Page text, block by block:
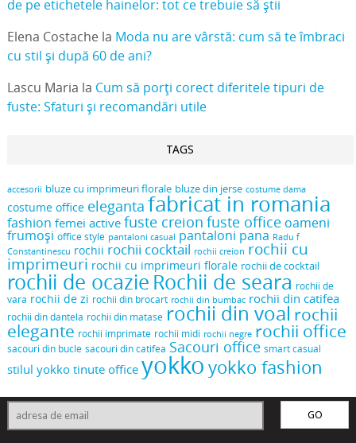
de pe etichetele hainelor: tot ce trebuie să știi
Elena Costachela Moda nu are vârstă: cum să te îmbraci
cu stil și după 60 de ani?
Lascu Maria la Cum să porți corect diferitele tipuri de
fuste: Sfaturi și recomandări utile
TAGS
accesorii bluze cu imprimeuri florale bluze din jerse costume dama
costume office eleganta fabricat in romania
fashion femei active fuste creion fuste office oameni
frumoși office style pantaloni casual pantaloni pana Radu f
Constantinescu rochii rochii cocktail rochii creion rochii cu
imprimeuri rochii cu imprimeuri florale rochii de cocktail
rochii de ocazie Rochii de seara rochii de
vara rochii de zi rochii din brocart rochii din bumbac rochii din catifea
rochii din dantela rochii din matase rochii din voal rochii
elegante rochii imprimate rochii midi rochii negre rochii office
sacouri din bucle sacouri din catifea Sacouri office smart casual
stilul yokko tinute office yokko yokko fashion